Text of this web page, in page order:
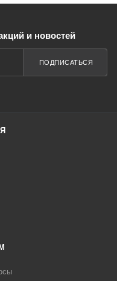
и новостей
ПОДПИСАТЬСЯ